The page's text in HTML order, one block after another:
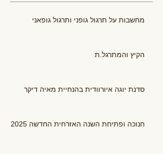
מחשבות על תרגול גופני ותרגול גופאני
הקיץ והמתרגל.ת
סדנת יוגה איורוודית בהנחיית מאיה דיקר
חנוכה ופתיחת השנה האזרחית החדשה 2025